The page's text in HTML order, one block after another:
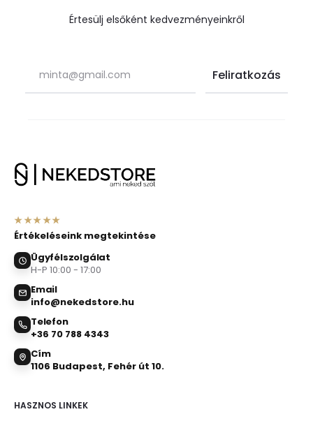
Értesülj elsőként kedvezményeinkről
★★★★★
Értékeléseink megtekintése
Ügyfélszolgálat
H-P 10:00 - 17:00
Email
info@nekedstore.hu
Telefon
+36 70 788 4343
Cím
1106 Budapest, Fehér út 10.
HASZNOS LINKEK